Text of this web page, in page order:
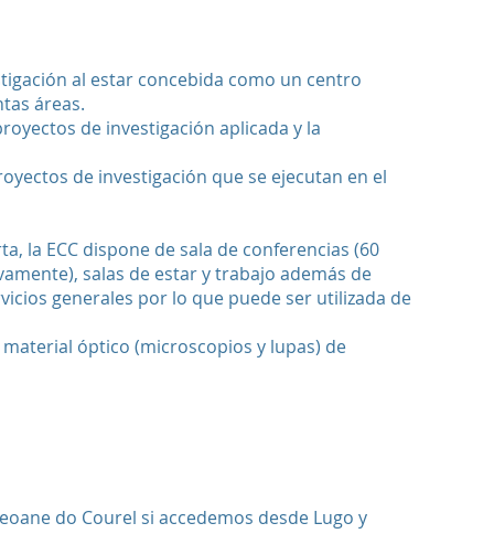
al estar concebida como un centro
áreas.
de investigación aplicada y la
de investigación que se ejecutan en el
la ECC dispone de sala de conferencias (60
salas de estar y trabajo además de
generales por lo que puede ser utilizada de
óptico (microscopios y lupas) de
do Courel si accedemos desde Lugo y